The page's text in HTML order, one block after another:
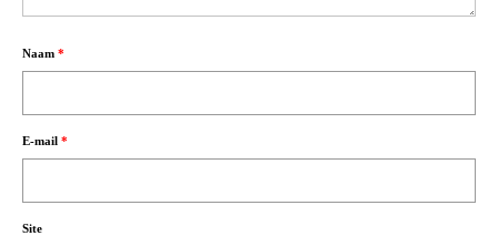
Naam *
E-mail *
Site